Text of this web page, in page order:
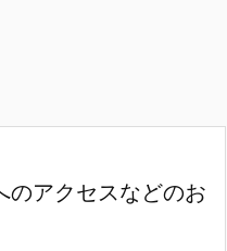
のアクセスなどのお